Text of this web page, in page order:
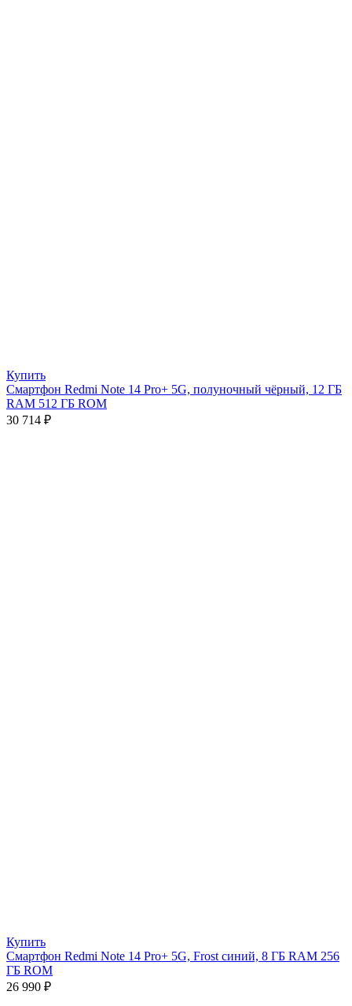
Купить
Смартфон Redmi Note 14 Pro+ 5G, полуночный чёрный, 12 ГБ
RAM 512 ГБ ROM
30 714 ₽
Купить
Смартфон Redmi Note 14 Pro+ 5G, Frost синий, 8 ГБ RAM 256
ГБ ROM
26 990 ₽